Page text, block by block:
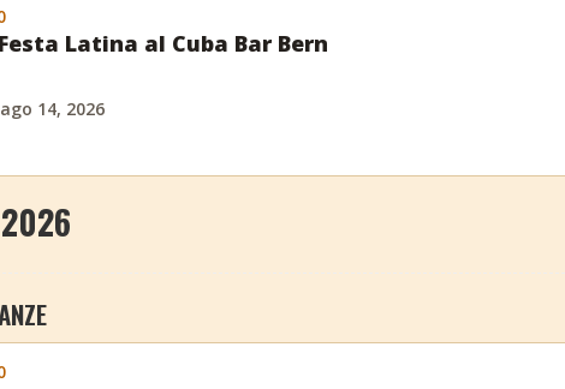
Latina al Cuba Bar Bern
14, 2026